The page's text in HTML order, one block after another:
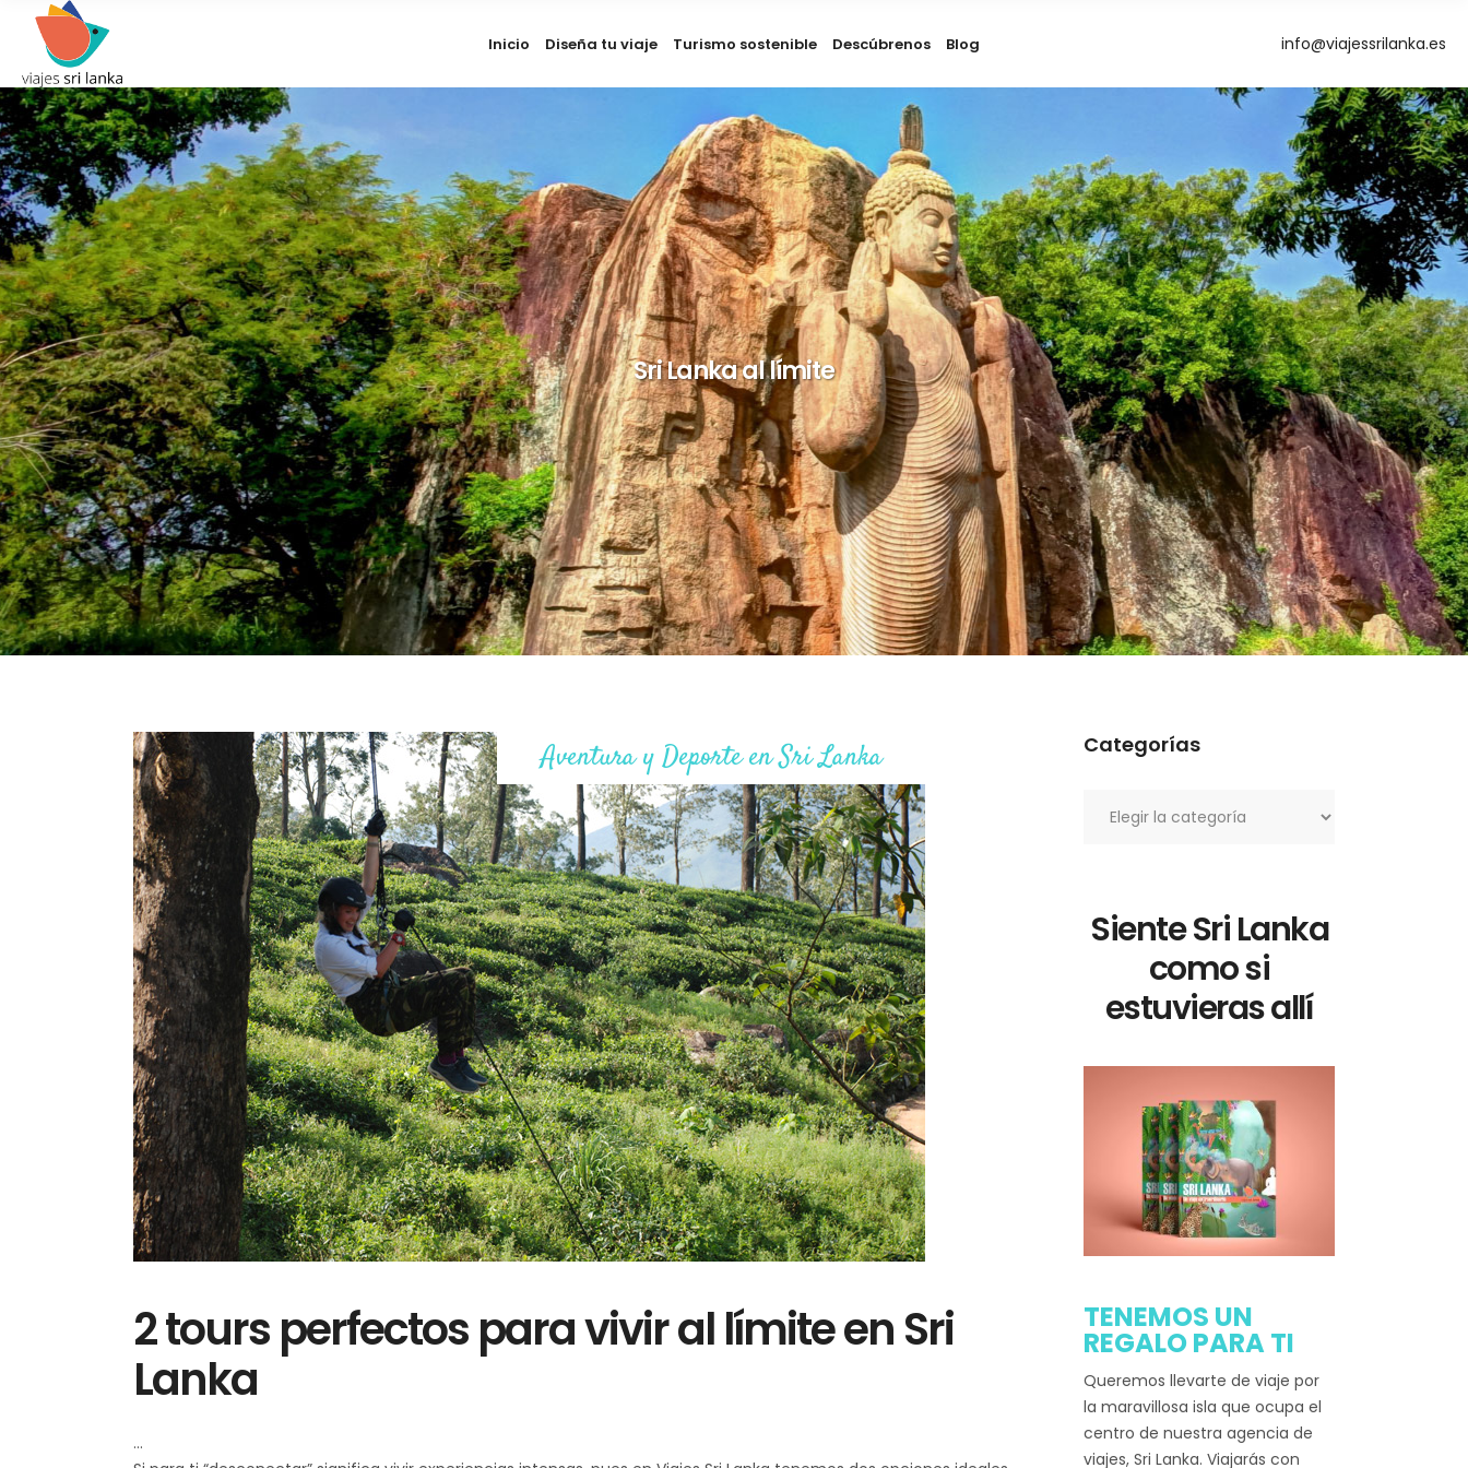
Inicio Diseña tu viaje Turismo sostenible Descúbrenos Blog info@viajessrilanka.es
Sri Lanka al límite
Aventura y Deporte en Sri Lanka
2 tours perfectos para vivir al límite en Sri
Lanka
Categorías
Siente Sri Lanka
como si
estuvieras allí
TENEMOS UN
REGALO PARA TI
Queremos llevarte de viaje por
la maravillosa isla que ocupa el
centro de nuestra agencia de
viajes, Sri Lanka. Viajarás con